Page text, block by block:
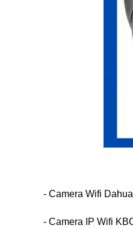
- Camera Wifi
- Camera IP Wifi